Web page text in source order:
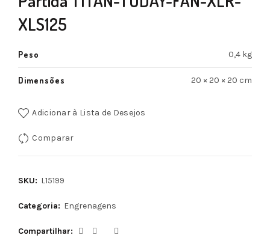
XLS125
Peso 0,4 kg
Dimensões 20 × 20 × 20 cm
Adicionar à Lista de Desejos
Comparar
SKU: L15199
Categoria: Engrenagens
Compartilhar